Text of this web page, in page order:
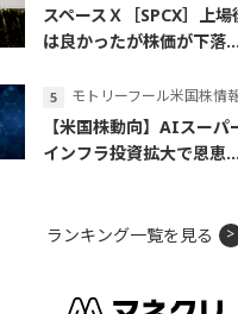
スペースＸ［SPCX］上
は良かったが株価が下落...
モトリーフール米国株情
【米国株動向】AIスー
インフラ投資拡大で恩恵...
ランキング一覧を見る